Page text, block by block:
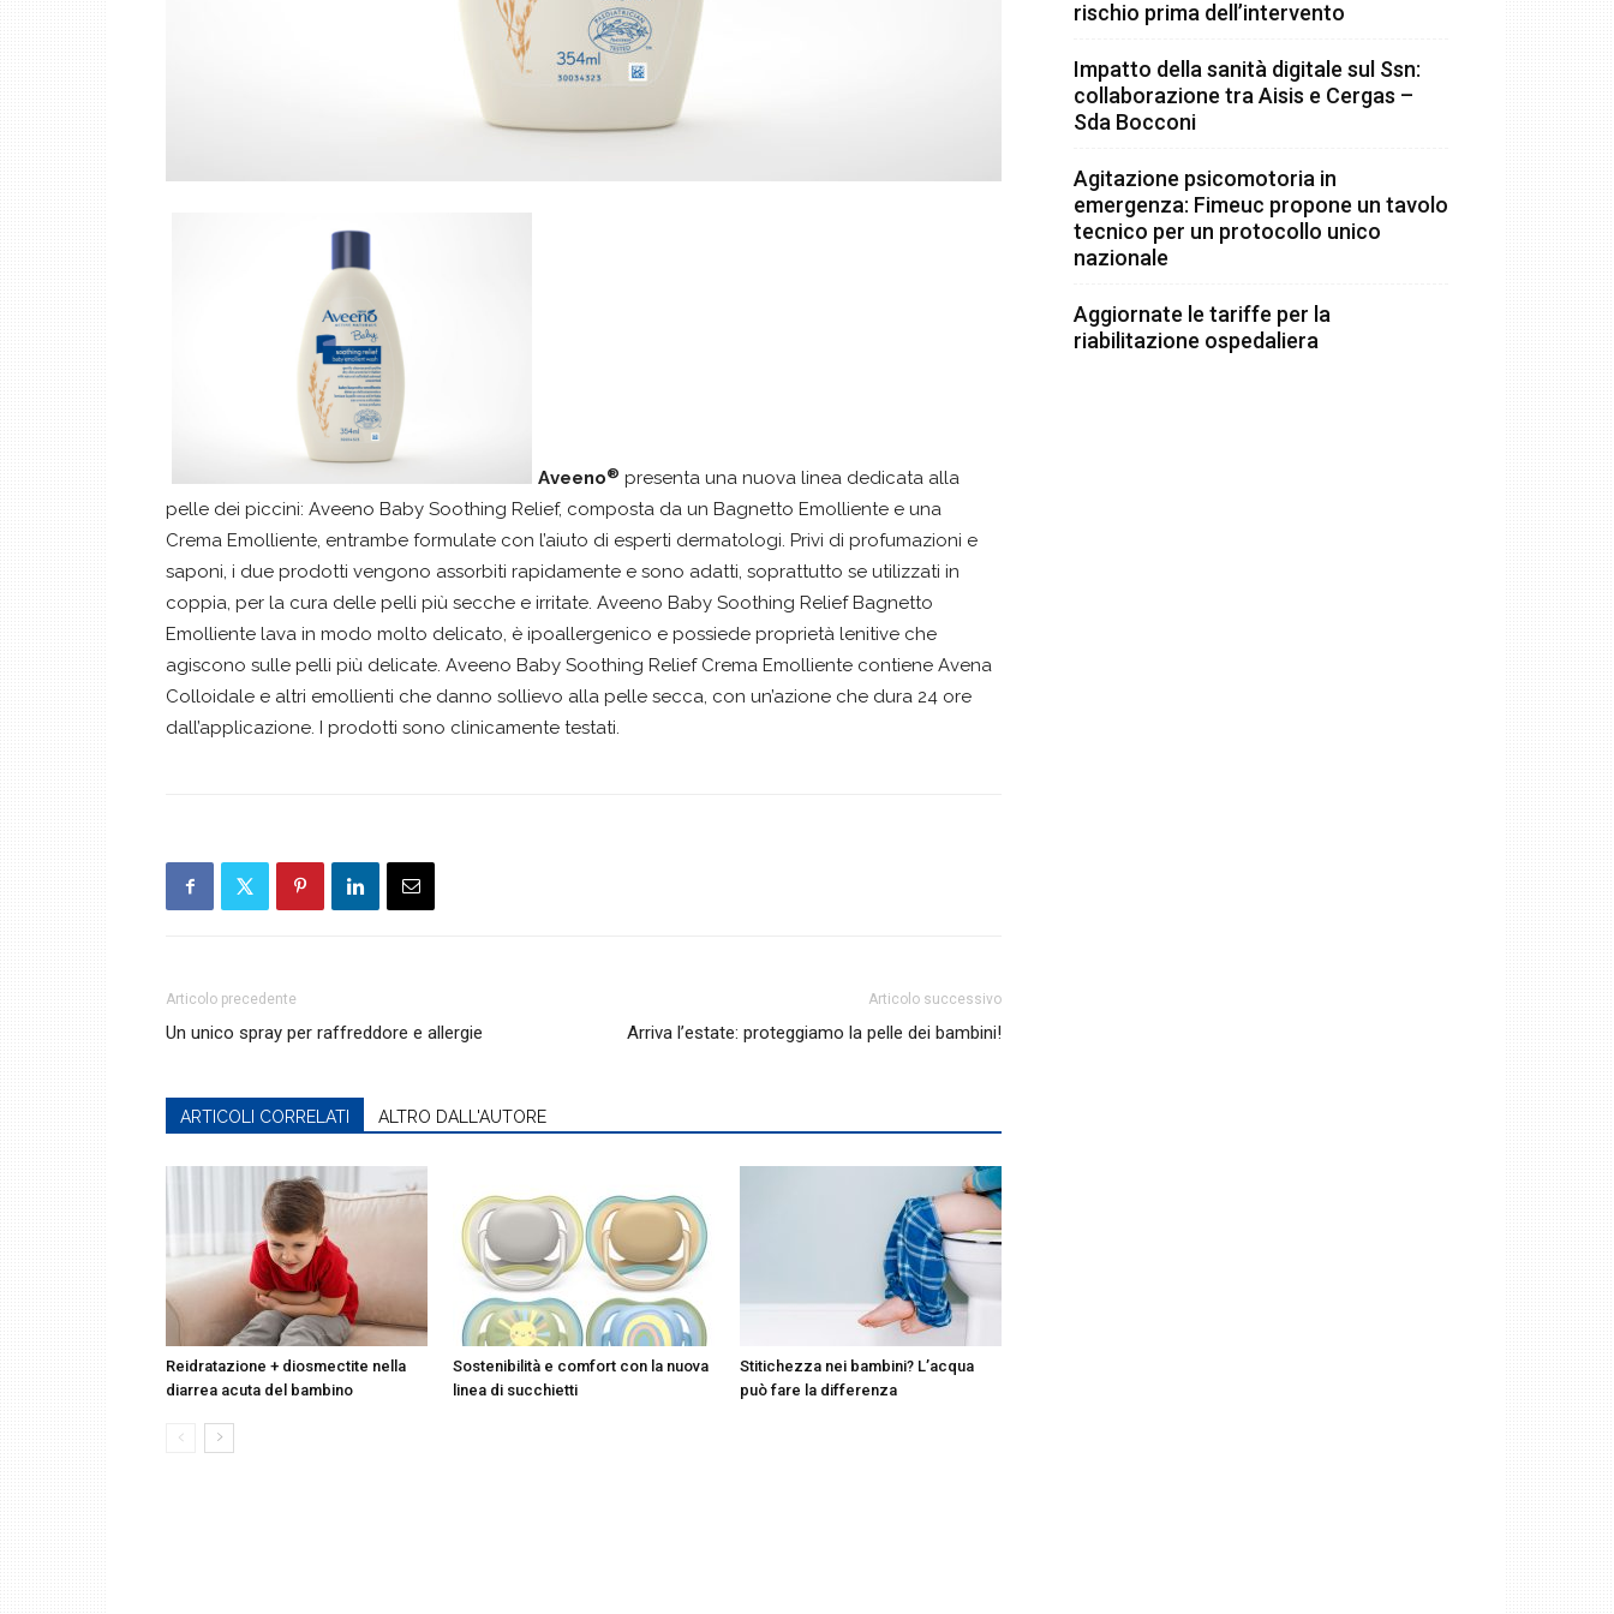
Aveeno® presenta una nuova linea dedicata alla
pelle dei piccini: Aveeno Baby Soothing Relief, composta da un Bagnetto Emolliente e una
Crema Emolliente, entrambe formulate con l’aiuto di esperti dermatologi. Privi di profumazioni e
saponi, i due prodotti vengono assorbiti rapidamente e sono adatti, soprattutto se utilizzati in
coppia, per la cura delle pelli più secche e irritate. Aveeno Baby Soothing Relief Bagnetto
Emolliente lava in modo molto delicato, è ipoallergenico e possiede proprietà lenitive che
agiscono sulle pelli più delicate. Aveeno Baby Soothing Relief Crema Emolliente contiene Avena
Colloidale e altri emollienti che danno sollievo alla pelle secca, con un’azione che dura 24 ore
dall’applicazione. I prodotti sono clinicamente testati.
Articolo precedente
Un unico spray per raffreddore e allergie
Articolo successivo
Arriva l’estate: proteggiamo la pelle dei bambini!
ARTICOLI CORRELATI ALTRO DALL'AUTORE
Reidratazione + diosmectite nella
diarrea acuta del bambino
Sostenibilità e comfort con la nuova
linea di succhietti
Stitichezza nei bambini? L’acqua
può fare la differenza
rischio prima dell’intervento
Impatto della sanità digitale sul Ssn:
collaborazione tra Aisis e Cergas –
Sda Bocconi
Agitazione psicomotoria in
emergenza: Fimeuc propone un tavolo
tecnico per un protocollo unico
nazionale
Aggiornate le tariffe per la
riabilitazione ospedaliera